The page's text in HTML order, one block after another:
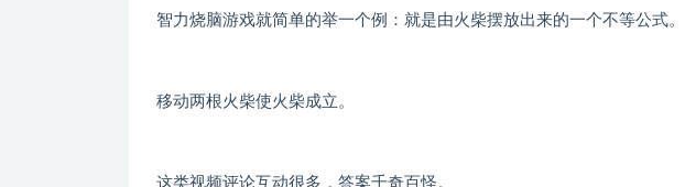
智力烧脑游戏就简单的举一个例：就是由火柴摆放出来的一个不等公式。
移动两根火柴使火柴成立。
这类视频评论互动很多，答案千奇百怪。